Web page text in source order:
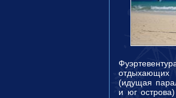
отдыхающих
(идущая
и юг